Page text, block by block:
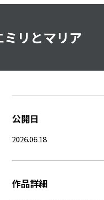
ミリとマリア
公開日
2026.06.18
作品詳細